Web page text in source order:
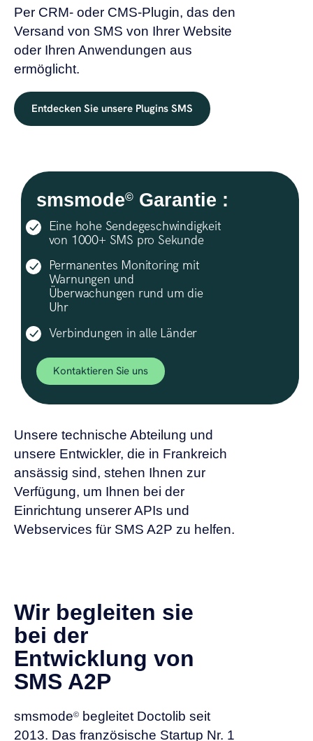
Per CRM- oder CMS-Plugin, das den
Versand von SMS von Ihrer Website
oder Ihren Anwendungen aus
ermöglicht.
Entdecken Sie unsere Plugins SMS
smsmode© Garantie :
Eine hohe Sendegeschwindigkeit
von 1000+ SMS pro Sekunde
Permanentes Monitoring mit
Warnungen und
Überwachungen rund um die
Uhr
Verbindungen in alle Länder
Kontaktieren Sie uns
Unsere technische Abteilung und
unsere Entwickler, die in Frankreich
ansässig sind, stehen Ihnen zur
Verfügung, um Ihnen bei der
Einrichtung unserer APIs und
Webservices für SMS A2P zu helfen.
Wir begleiten sie
bei der
Entwicklung von
SMS A2P
smsmode© begleitet Doctolib seit
2013. Das französische Startup Nr. 1